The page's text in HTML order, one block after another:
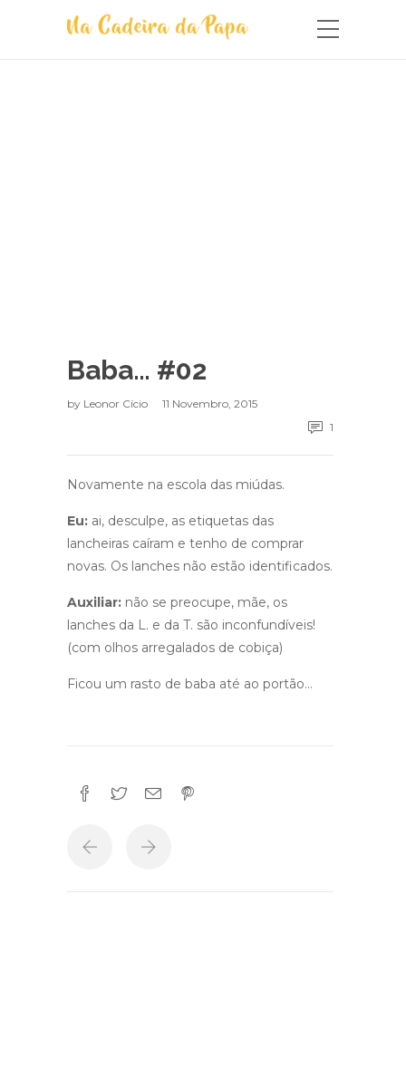
Baba… #02
by Leonor Cício
11 Novembro, 2015
1
Novamente na escola das miúdas.
Eu: ai, desculpe, as etiquetas das
lancheiras caíram e tenho de comprar
novas. Os lanches não estão identificados.
Auxiliar: não se preocupe, mãe, os
lanches da L. e da T. são inconfundíveis!
(com olhos arregalados de cobiça)
Ficou um rasto de baba até ao portão…